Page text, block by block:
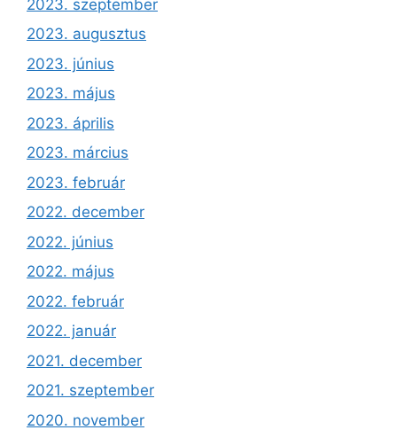
2023. szeptember
2023. augusztus
2023. június
2023. május
2023. április
2023. március
2023. február
2022. december
2022. június
2022. május
2022. február
2022. január
2021. december
2021. szeptember
2020. november